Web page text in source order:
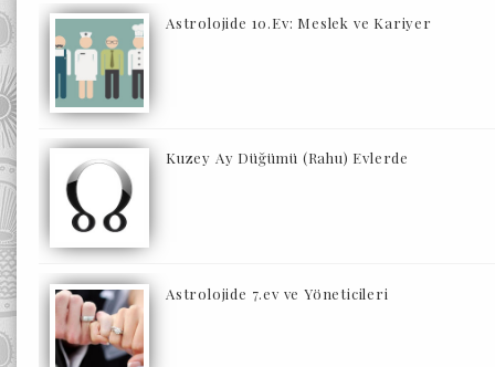
Astrolojide 10.Ev: Meslek ve Kariyer
Kuzey Ay Düğümü (Rahu) Evlerde
Astrolojide 7.ev ve Yöneticileri